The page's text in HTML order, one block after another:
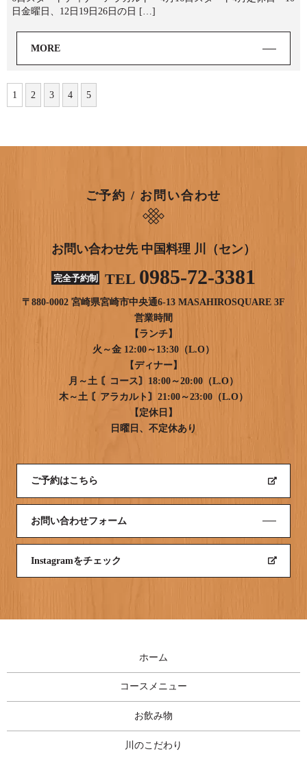
日金曜日、12日19日26日の日 […]
MORE
1 2 3 4 5
ご予約 / お問い合わせ
お問い合わせ先 中国料理 川（セン）
完全予約制 TEL 0985-72-3381
〒880-0002 宮崎県宮崎市中央通6-13 MASAHIROSQUARE 3F
営業時間
【ランチ】
火～金 12:00～13:30（L.O）
【ディナー】
月～土 〘コース〙18:00～20:00（L.O）
木～土 〘アラカルト〙21:00～23:00（L.O）
【定休日】
日曜日、不定休あり
ご予約はこちら
お問い合わせフォーム
Instagramをチェック
ホーム
コースメニュー
お飲み物
川のこだわり